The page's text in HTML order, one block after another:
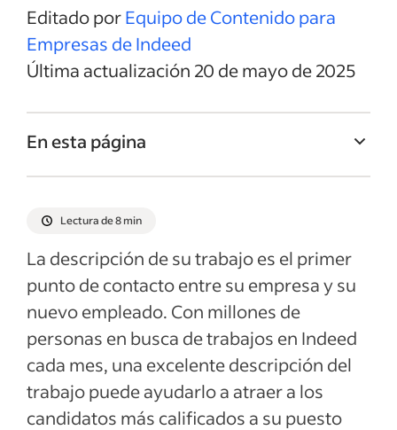
Editado porEquipo de Contenido para
Empresas de Indeed
Última actualización 20 de mayo de 2025
En esta página
de Negocios
Desarrollo de Negocios
Responsabilidades y Deberes de Oficial de
Desarrollo de Negocios
Calificaciones y habilidades de Oficial de
Desarrollo de Negocios
Ejemplos de descripciones del empleo
Lectura de 8 min
La descripción de su trabajo es el primer
punto de contacto entre su empresa y su
nuevo empleado. Con millones de
personas en busca de trabajos en Indeed
cada mes, una excelente descripción del
trabajo puede ayudarlo a atraer a los
candidatos más calificados a su puesto